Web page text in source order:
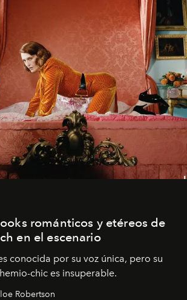
románticos y etéreos de
en el escenario
conocida por su voz única, pero su
chic es insuperable.
Robertson